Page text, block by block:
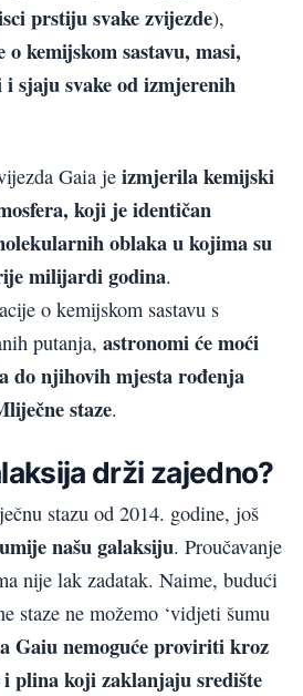
prstiju svake zvijezde),
kemijskom sastavu, masi,
sjaju svake od izmjerenih
Gaia je izmjerila kemijski
koji je identičan
oblaka u kojima su
milijardi godina.
o kemijskom sastavu s
putanja, astronomi će moći
do njihovih mjesta rođenja
staze.
drži zajedno?
stazu od 2014. godine, još
našu galaksiju. Proučavanje
nije lak zadatak. Naime, budući
staze ne možemo ‘vidjeti šumu
Gaiu nemoguće proviriti kroz
i plina koji zaklanjaju središte